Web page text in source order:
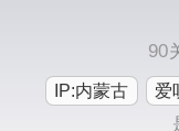
90
IP:内蒙古 爱